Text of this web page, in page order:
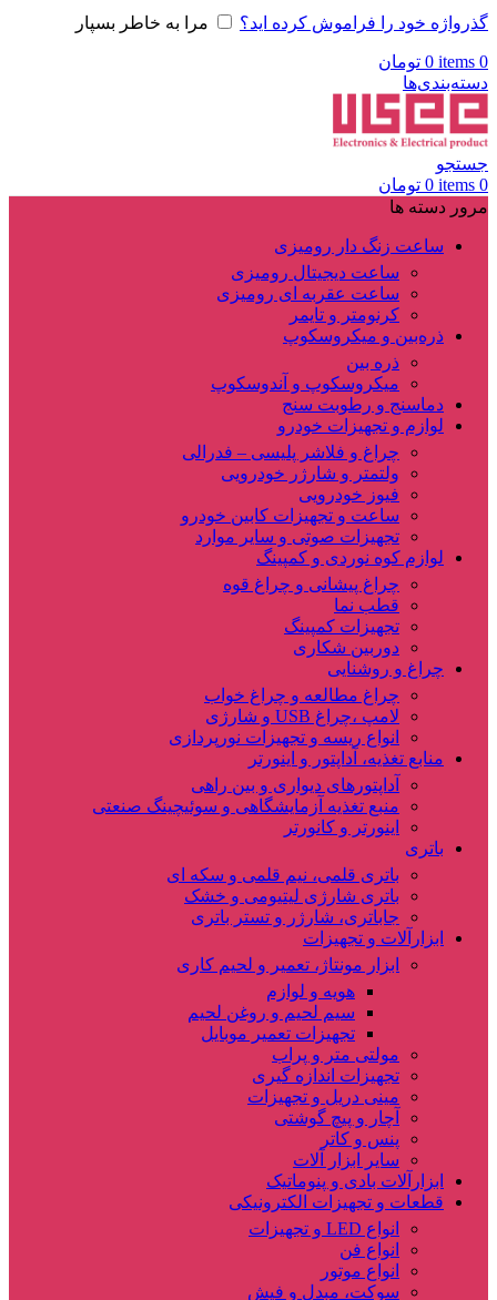
گذرواژه خود را فراموش کرده اید؟ مرا به خاطر بسپار
0
items
0 تومان
دسته‌بندی‌ها
جستجو
0
items
0 تومان
مرور دسته ها
ساعت زنگ دار رومیزی
ساعت دیجیتال رومیزی
ساعت عقربه ای رومیزی
کرنومتر و تایمر
ذره‌بین و میکروسکوپ
ذره بین
میکروسکوپ و آندوسکوپ
دماسنج و رطوبت سنج
لوازم و تجهیزات خودرو
چراغ و فلاشر پلیسی – فدرالی
ولتمتر و شارژر خودرویی
فیوز خودرویی
ساعت و تجهیزات کابین خودرو
تجهیزات صوتی و سایر موارد
لوازم کوه نوردی و کمپینگ
چراغ پیشانی و چراغ قوه
قطب نما
تجهیزات کمپینگ
دوربین شکاری
چراغ و روشنایی
چراغ مطالعه و چراغ خواب
لامپ ،چراغ USB و شارژی
انواع ریسه و تجهیزات نورپردازی
منابع تغذیه، آداپتور و اینورتر
آداپتورهای دیواری و بین راهی
منبع تغذیه آزمایشگاهی و سوئیچینگ صنعتی
اینورتر و کانورتر
باتری
باتری قلمی، نیم قلمی و سکه ای
باتری شارژی لیتیومی و خشک
جاباتری، شارژر و تستر باتری
ابزارآلات و تجهیزات
ابزار مونتاژ، تعمیر و لحیم کاری
هویه و لوازم
سیم لحیم و روغن لحیم
تجهیزات تعمیر موبایل
مولتی متر و پراب
تجهیزات اندازه گیری
مینی دریل و تجهیزات
آچار و پیچ گوشتی
پنس و کاتر
سایر ابزار آلات
ابزارآلات بادی و پنوماتیک
قطعات و تجهیزات الکترونیکی
انواع LED و تجهیزات
انواع فن
انواع موتور
سوکت، مبدل و فیش